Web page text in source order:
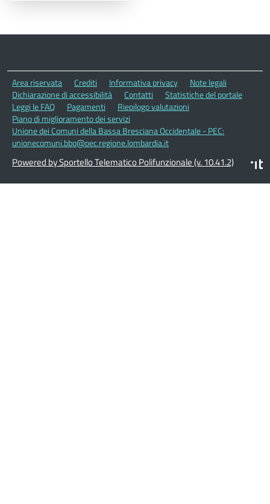
Area riservata Crediti Informativa privacy
Note legali
Dichiarazione di accessibilità
Contatti
Statistiche del portale
Leggi le FAQ
Pagamenti
Riepilogo valutazioni
Piano di miglioramento dei servizi
Unione dei Comuni della Bassa Bresciana Occidentale - PEC:
unionecomuni.bbo@pec.regione.lombardia.it
Powered by Sportello Telematico Polifunzionale (v. 10.41.2)